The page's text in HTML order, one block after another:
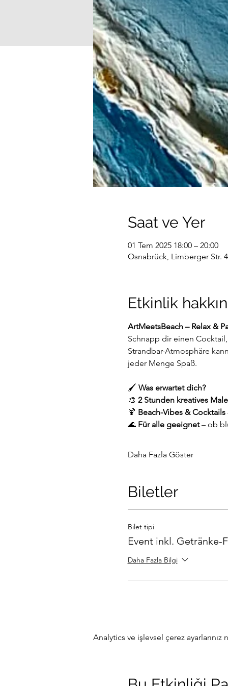
Saat ve Yer
01 Tem 2025 18:00 – 20:00
Osnabrück, Limberger Str.
Etkinlik
ArtMeetsBeach – Relax &
Schnapp dir einen
Strandbar-Atmosphäre
jeder Menge Spaß.
🖌️ Was erwartet dich?
🎨 2 Stunden kreatives
🍹 Beach-Vibes & Cocktails
🌊 Für alle geeignet – ob
Daha Fazla Göster
Biletler
Bilet tipi
Event inkl. Getränke-
Daha Fazla Bilgi
Analytics ve işlevsel çerez